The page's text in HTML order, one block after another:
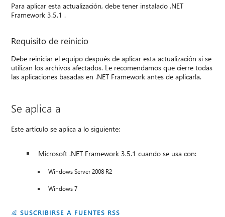
Para aplicar esta actualización, debe tener instalado .NET
Framework 3.5.1 .
Requisito de reinicio
Debe reiniciar el equipo después de aplicar esta actualización si se
utilizan los archivos afectados. Le recomendamos que cierre todas
las aplicaciones basadas en .NET Framework antes de aplicarla.
Se aplica a
Este artículo se aplica a lo siguiente:
Microsoft .NET Framework 3.5.1 cuando se usa con:
Windows Server 2008 R2
Windows 7
SUSCRIBIRSE A FUENTES RSS